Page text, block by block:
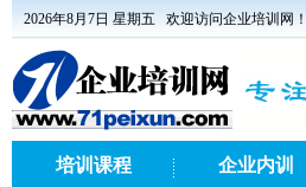
2026年8月7日 星期五 欢迎访问企业培训网！
培训课程 企业内训